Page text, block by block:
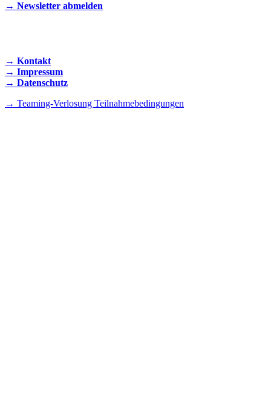
→ Newsletter abmelden
→ Kontakt
→ Impressum
→ Datenschutz
→ Teaming-Verlosung Teilnahmebedingungen